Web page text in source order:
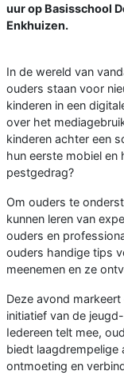
uur op Basisschool
Enkhuizen.
In de wereld van
ouders staan voor
kinderen in een
over het
kinderen achter een
hun eerste mobiel en
pestgedrag?
Om ouders te
kunnen leren van
ouders en
ouders handige tips
meenemen en ze
Deze avond
initiatief van de
Iedereen telt mee,
biedt laagdrempelige
ontmoeting en